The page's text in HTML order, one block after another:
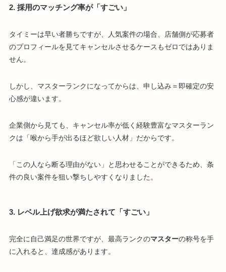
2. 採用のマッチング率が「すごい」
タイミーは早い者勝ちですが、人気案件の場合、店舗側が応募者
のプロフィールを見てキャンセルさせるケースもゼロではありま
せん。
しかし、マスターランクになってからは、申し込み＝即確定の安
心感が違います。
企業側から見ても、キャンセル率が低く経験豊富なマスターラン
クは「喉から手が出るほど欲しい人材」だからです。
「この人なら断る理由がない」と思わせることができるため、条
件の良い案件を狙い撃ちしやすくなりました。
3. レベル上げ欲求が満たされて「すごい」
完全に自己満足の世界ですが、最高ランクのマスターの称号を手
に入れると、達成感があります。